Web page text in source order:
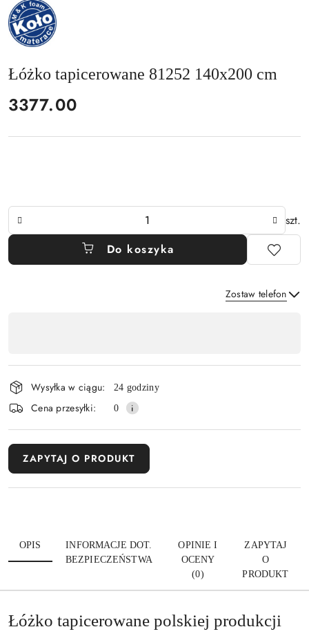
NAZWA
PRODUCENTA:
MKFOAM
Łóżko tapicerowane 81252 140x200 cm
cena:
3377.00
szt.
Do koszyka
Zostaw telefon
i
dostawa
Wysyłka w ciągu: 24 godziny
Cena przesyłki: 0
ZAPYTAJ O PRODUKT
OPIS
INFORMACJE DOT.
BEZPIECZEŃSTWA
OPINIE I
OCENY
(0)
ZAPYTAJ
O
PRODUKT
Łóżko tapicerowane polskiej produkcji